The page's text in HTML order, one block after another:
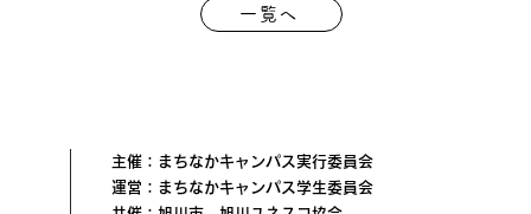
一覧へ
主催：まちなかキャンパス実行委員会
運営：まちなかキャンパス学生委員会